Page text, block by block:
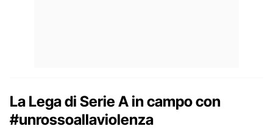
La Lega di Serie A in campo con
#unrossoallaviolenza